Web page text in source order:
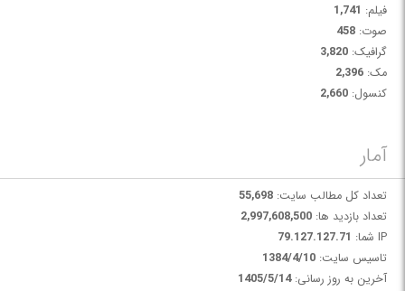
فیلم: 1,741
صوت: 458
گرافیک: 3,820
مک: 2,396
کنسول: 2,660
آمار
تعداد کل مطالب سایت: 55,698
تعداد بازدید ها: 2,997,608,500
IP شما:
79.127.127.71
تاسیس سایت: 1384/4/10
آخرین به روز رسانی:1405/5/14